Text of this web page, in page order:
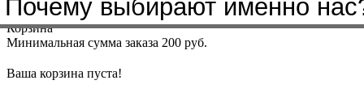
Меню+7(4912)50-37-50sbit@krep62.ru
Корзина
Минимальная сумма заказа 200 руб.
Ваша корзина пуста!
Почему выбирают именно